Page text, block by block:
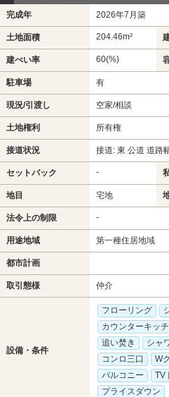
完成年 2026年7月築
土地面積 204.46m²
建ぺい率 60(%)
駐車場 有
現況/引渡し 空家/相談
土地権利 所有権
接道状況 接道: 東 公道 道路
セットバック -
地目 宅地
法令上の制限 -
用途地域 第一種住居地域
都市計画
取引態様 仲介
設備・条件
フローリング
カウンターキッ
追い焚き
シャ
コンロ三口
W
バルコニー
TV
プライスダウン